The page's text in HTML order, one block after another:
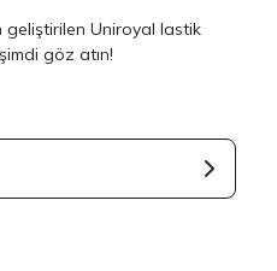
geliştirilen Uniroyal lastik
göz atın!